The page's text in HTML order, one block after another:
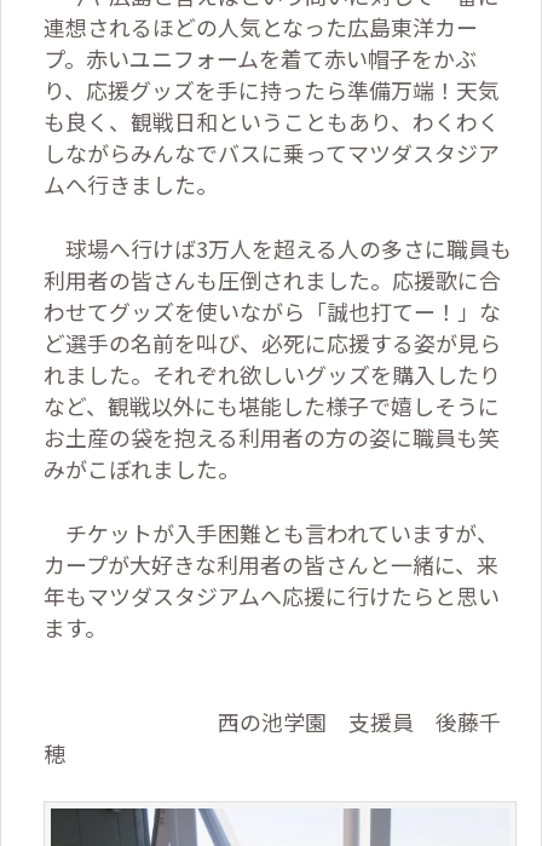
連想されるほどの人気となった広島東洋カー
プ。赤いユニフォームを着て赤い帽子をかぶ
り、応援グッズを手に持ったら準備万端！天気
も良く、観戦日和ということもあり、わくわく
しながらみんなでバスに乗ってマツダスタジア
ムへ行きました。
球場へ行けば3万人を超える人の多さに職員も
利用者の皆さんも圧倒されました。応援歌に合
わせてグッズを使いながら「誠也打てー！」な
ど選手の名前を叫び、必死に応援する姿が見ら
れました。それぞれ欲しいグッズを購入したり
など、観戦以外にも堪能した様子で嬉しそうに
お土産の袋を抱える利用者の方の姿に職員も笑
みがこぼれました。
チケットが入手困難とも言われていますが、
カープが大好きな利用者の皆さんと一緒に、来
年もマツダスタジアムへ応援に行けたらと思い
ます。
西の池学園 支援員 後藤千
穂